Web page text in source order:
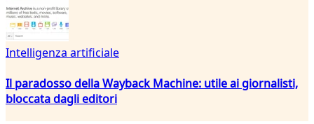
Intelligenza artificiale
Il paradosso della Wayback Machine: utile ai giornalisti,
bloccata dagli editori